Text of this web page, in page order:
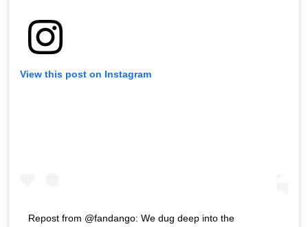
View this post on Instagram
Repost from @fandango: We dug deep into the